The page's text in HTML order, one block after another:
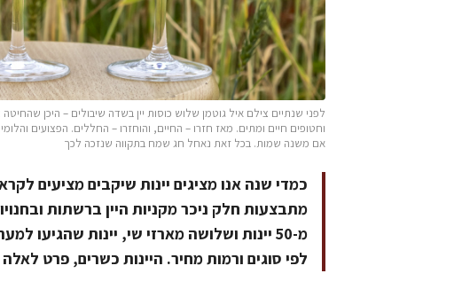
וחטופים חיים ומתים. מאז חזרו – החיים, והוחזרו – החללים. הפצועים
אם משנה שמות. בכל זאת נאחל חג שמח בתקווה שנזכה לכך
כמדי שנה אנו מציגים יינות שיקבים מציעים
מתבצעות חלק ניכר מקניות היין ברשתות
מ-50 יינות ושלושה מארזי שי, יינות
לפי סוגים ורמות מחיר. היינות כשרים, פרט לאלה